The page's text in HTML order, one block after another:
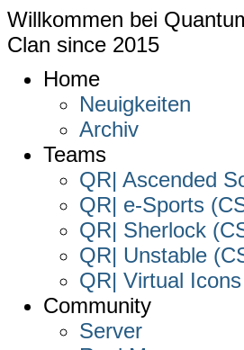
Willkommen bei
Clan since 2015
Home
Neuigkeiten
Archiv
Teams
QR| Ascended
QR| e-Sports
QR| Sherlock
QR| Unstable
QR| Virtual
Community
Server